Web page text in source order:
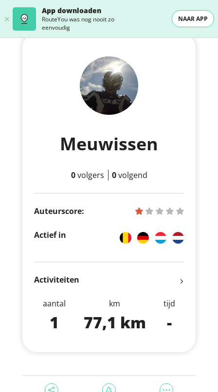
App downloaden
RouteYou was nog nooit zo
eenvoudig
NAAR APP
Meuwissen
0volgers 0volgend
Auteurscore:
Actief in
Activiteiten
aantal
1
km
77,1 km
tijd
-